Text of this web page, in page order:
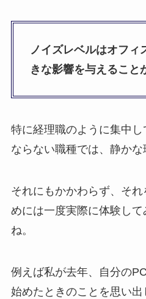
ノイズレベルはオフィ
きな影響を与えること
特に経理職のように集中
ならない職種では、静かな
それにもかかわらず、そ
めには一度実際に体験し
ね。
例えば私が去年、自分の
始めたときのことを思い出